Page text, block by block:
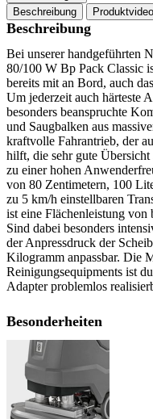
Beschreibung
Beschreibung
Bei unserer handgeführten
80/100 W Bp Pack Classic
bereits mit an Bord, auch
Um jederzeit auch härteste
besonders beanspruchte
und Saugbalken aus
kraftvolle Fahrantrieb, der
hilft, die sehr gute
zu einer hohen
von 80 Zentimetern, 100
zu 5 km/h einstellbaren
ist eine Flächenleistung von
Sind dabei besonders
der Anpressdruck der
Kilogramm anpassbar. Die
Reinigungsequipments ist
Adapter problemlos
Besonderheiten